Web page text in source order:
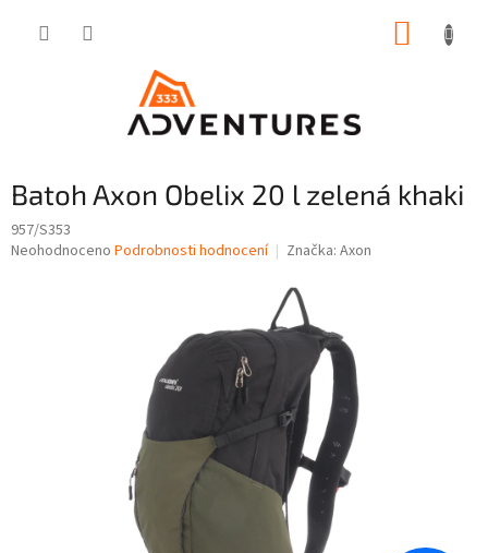
Batoh Axon Obelix 20 l zelená khaki
957/S353
Průměrné
Neohodnoceno Podrobnosti hodnocení Značka: Axon